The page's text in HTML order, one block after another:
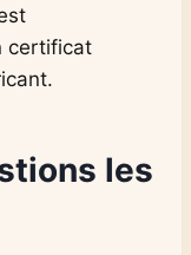
certificat
les